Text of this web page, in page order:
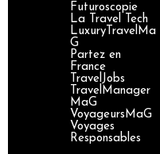
Futuroscopie
La Travel Tech
LuxuryTravelMa
G
Partez en
France
TravelJobs
TravelManager
MaG
VoyageursMaG
Voyages
Responsables